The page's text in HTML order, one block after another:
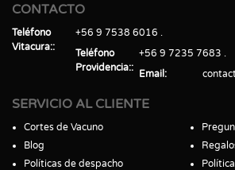
CONTACTO
Teléfono
Vitacura:
+56 9 7538 6016
Teléfono
Providencia:
+56 9 7235 7683
Email
SERVICIO AL CLIENTE
Cortes de Vacuno
Blog
Políticas de despacho